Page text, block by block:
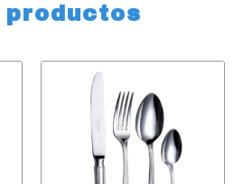
productos